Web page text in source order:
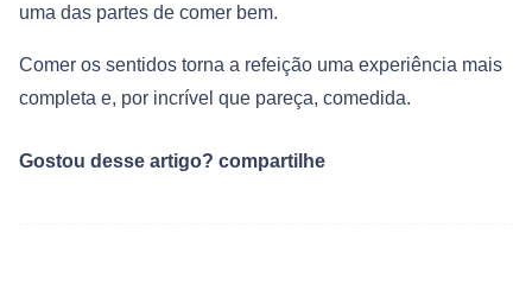
uma das partes de comer bem.
Comer os sentidos torna a refeição uma experiência mais
completa e, por incrível que pareça, comedida.
Gostou desse artigo? compartilhe